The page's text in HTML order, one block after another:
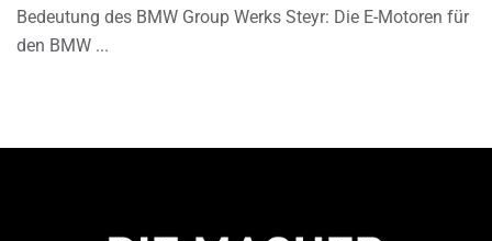
Bedeutung des BMW Group Werks Steyr: Die E-Motoren für
den BMW